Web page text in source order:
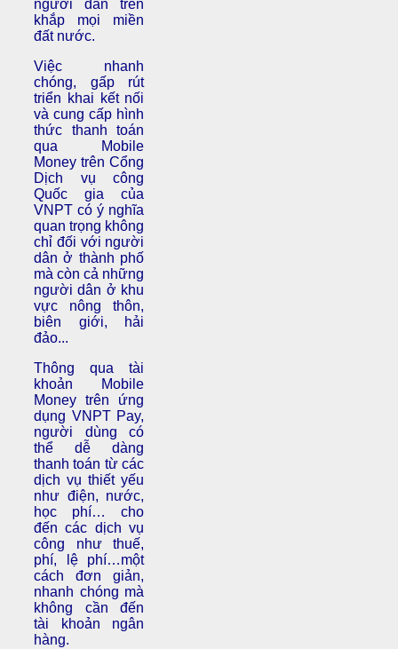
người dân trên
khắp mọi miền
đất nước.
Việc nhanh
chóng, gấp rút
triển khai kết nối
và cung cấp hình
thức thanh toán
qua Mobile
Money trên Cổng
Dịch vụ công
Quốc gia của
VNPT có ý nghĩa
quan trọng không
chỉ đối với người
dân ở thành phố
mà còn cả những
người dân ở khu
vực nông thôn,
biên giới, hải
đảo...
Thông qua tài
khoản Mobile
Money trên ứng
dụng VNPT Pay,
người dùng có
thể dễ dàng
thanh toán từ các
dịch vụ thiết yếu
như điện, nước,
học phí… cho
đến các dịch vụ
công như thuế,
phí, lệ phí…một
cách đơn giản,
nhanh chóng mà
không cần đến
tài khoản ngân
hàng.